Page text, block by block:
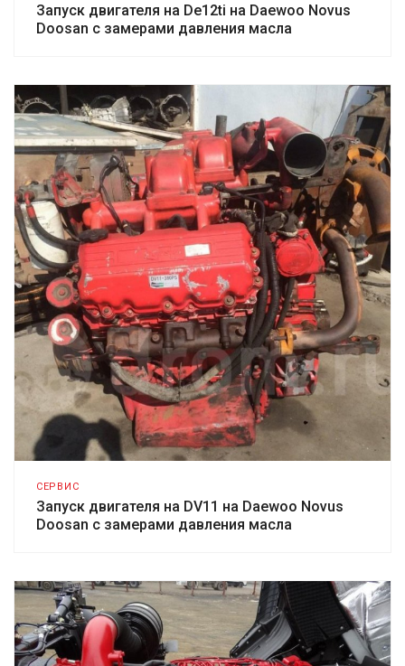
Запуск двигателя на De12ti на Daewoo Novus
Doosan с замерами давления масла
СЕРВИС
Запуск двигателя на DV11 на Daewoo Novus
Doosan с замерами давления масла